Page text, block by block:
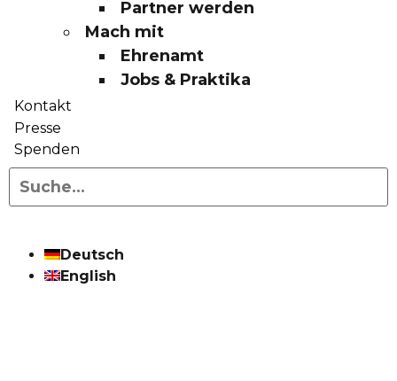
Partner werden
Mach mit
Ehrenamt
Jobs & Praktika
Kontakt
Presse
Spenden
Deutsch
English